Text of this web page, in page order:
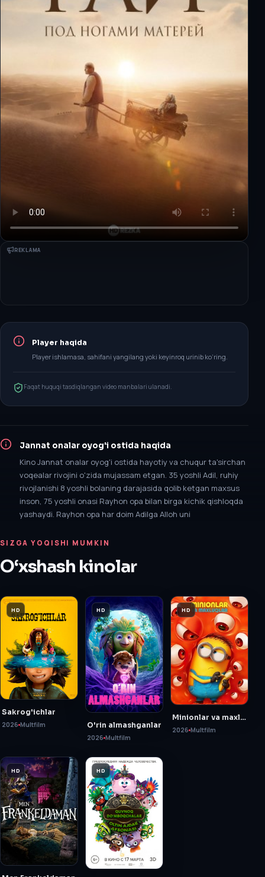
REKLAMA
Player haqida
Player ishlamasa, sahifani yangilang yoki keyinroq urinib ko‘ring.
Faqat huquqi tasdiqlangan video manbalari ulanadi.
Jannat onalar oyog'i ostida haqida
Kino Jannat onalar oyog'i ostida hayotiy va chuqur ta'sirchan
voqealar rivojini o'zida mujassam etgan. 35 yoshli Adil, ruhiy
rivojlanishi 8 yoshli bolaning darajasida qolib ketgan maxsus
inson, 75 yoshli onasi Rayhon opa bilan birga kichik qishloqda
yashaydi. Rayhon opa har doim Adilga Alloh uni
SIZGA YOQISHI MUMKIN
O‘xshash kinolar
HD
Sakrog'ichlar
2026 Multfilm
HD
O'rin almashganlar
2026 Multfilm
HD
Minionlar va maxluqlar
2026 Multfilm
HD HD